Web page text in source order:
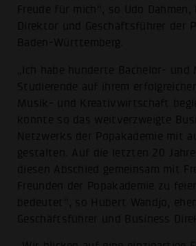
Freude für mich“, so Udo
Direktor und Geschäftsführer der
Baden-Württemberg.
„Ich habe hunderte Bachelor- und
Studierende auf ihrem
Musik- und Kreativwirtschaft
konnte so das weitverzweigte
Netzwerks der Popakademie mit
gestalten. Auf die letzten 20
diesen Abschied gemeinsam mit
Freunden der Popakademie zu
bedeutet“, so Hubert Wandjo,
Geschäftsführer und Business